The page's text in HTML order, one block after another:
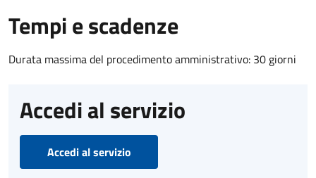
Tempi e scadenze
Durata massima del procedimento amministrativo: 30 giorni
Accedi al servizio
Accedi al servizio